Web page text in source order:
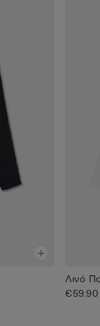
Λινό
€59.90